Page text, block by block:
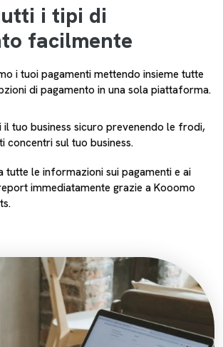
i tipi di
facilmente
i tuoi pagamenti mettendo insieme tutte
di pagamento in una sola piattaforma.
il tuo business sicuro prevenendo le frodi,
concentri sul tuo business.
tutte le informazioni sui pagamenti e ai
immediatamente grazie a Kooomo